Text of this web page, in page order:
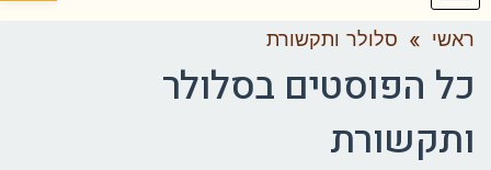
ראשי » סלולר ותקשורת
כל הפוסטים בסלולר
ותקשורת